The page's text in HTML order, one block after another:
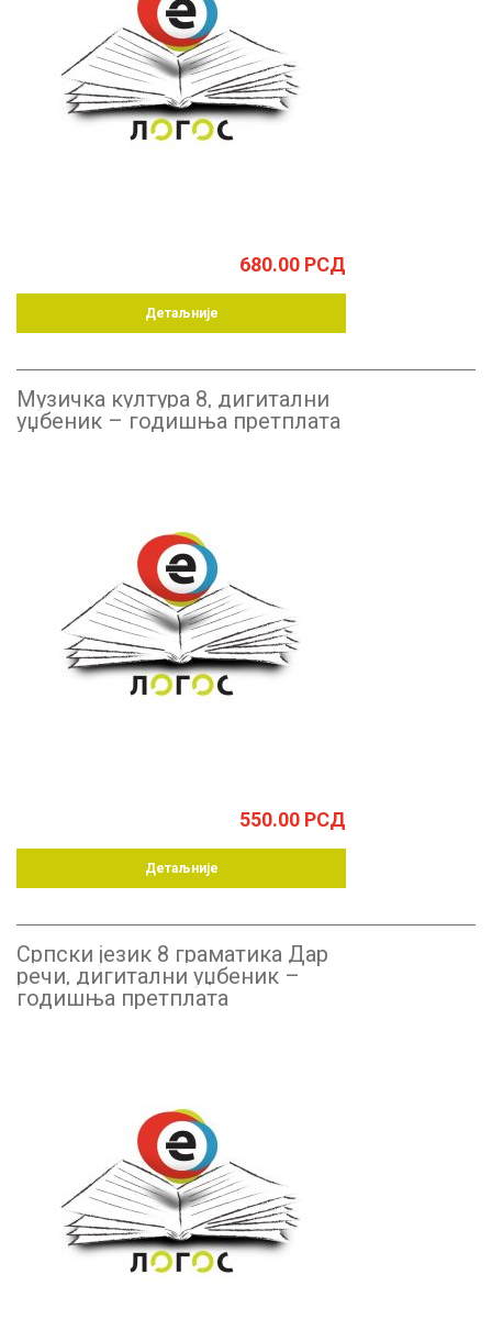
680.00 РСД
Детаљније
Музичка култура 8, дигитални
уџбеник – годишња претплата
550.00 РСД
Детаљније
Српски језик 8 граматика Дар
речи, дигитални уџбеник –
годишња претплата